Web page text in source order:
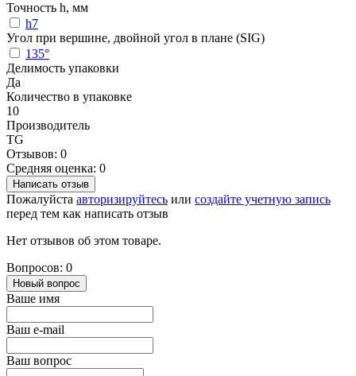
Точность h, мм
h7
Угол при вершине, двойной угол в плане (SIG)
135°
Делимость упаковки
Да
Количество в упаковке
10
Производитель
TG
Отзывов: 0
Средняя оценка: 0
Написать отзыв
Пожалуйста авторизируйтесь или создайте учетную запись
перед тем как написать отзыв
Нет отзывов об этом товаре.
Вопросов: 0
Новый вопрос
Ваше имя
Ваш e-mail
Ваш вопрос